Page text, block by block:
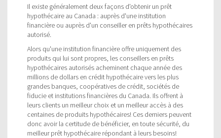
Il existe généralement deux façons d'obtenir un prêt
hypothécaire au Canada : auprès d'une institution
financière ou auprès d'un conseiller en prêts hypothécaires
autorisé.
Alors qu'une institution financière offre uniquement des
produits qui lui sont propres, les conseillers en prêts
hypothécaires autorisés acheminent chaque année des
millions de dollars en crédit hypothécaire vers les plus
grandes banques, coopératives de crédit, sociétés de
fiducie et institutions financières du Canada. Ils offrent à
leurs clients un meilleur choix et un meilleur accès à des
centaines de produits hypothécaires! Ces derniers peuvent
donc avoir la certitude de bénéficier, en toute sécurité, du
meilleur prêt hypothécaire répondant à leurs besoins!